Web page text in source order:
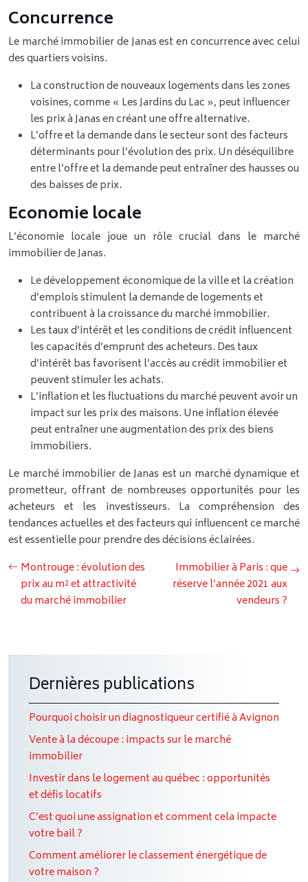
Concurrence
Le marché immobilier de Janas est en concurrence avec celui
des quartiers voisins.
La construction de nouveaux logements dans les zones
voisines, comme « Les Jardins du Lac », peut influencer
les prix à Janas en créant une offre alternative.
L’offre et la demande dans le secteur sont des facteurs
déterminants pour l’évolution des prix. Un déséquilibre
entre l’offre et la demande peut entraîner des hausses ou
des baisses de prix.
Economie locale
L’économie locale joue un rôle crucial dans le marché
immobilier de Janas.
Le développement économique de la ville et la création
d’emplois stimulent la demande de logements et
contribuent à la croissance du marché immobilier.
Les taux d’intérêt et les conditions de crédit influencent
les capacités d’emprunt des acheteurs. Des taux
d’intérêt bas favorisent l’accès au crédit immobilier et
peuvent stimuler les achats.
L’inflation et les fluctuations du marché peuvent avoir un
impact sur les prix des maisons. Une inflation élevée
peut entraîner une augmentation des prix des biens
immobiliers.
Le marché immobilier de Janas est un marché dynamique et
prometteur, offrant de nombreuses opportunités pour les
acheteurs et les investisseurs. La compréhension des
tendances actuelles et des facteurs qui influencent ce marché
est essentielle pour prendre des décisions éclairées.
Montrouge : évolution des
prix au m² et attractivité
du marché immobilier
Immobilier à Paris : que
réserve l’année 2021 aux
vendeurs ?
Dernières publications
Pourquoi choisir un diagnostiqueur certifié à Avignon
Vente à la découpe : impacts sur le marché
immobilier
Investir dans le logement au québec : opportunités
et défis locatifs
C’est quoi une assignation et comment cela impacte
votre bail ?
Comment améliorer le classement énergétique de
votre maison ?